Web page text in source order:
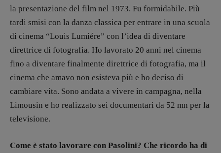
la presentazione del film nel 1973. Fu formidabile. Più
tardi smisi con la danza classica per entrare in una scuola
di cinema “Louis Lumiére” con l’idea di diventare
direttrice di fotografia. Ho lavorato 20 anni nel cinema
fino a diventare finalmente direttrice di fotografia, ma il
cinema che amavo non esisteva più e ho deciso di
cambiare vita. Sono andata a vivere in campagna, nella
Limousin e ho realizzato sei documentari da 52 mn per la
televisione.
Come è stato lavorare con Pasolini? Che ricordo ha di